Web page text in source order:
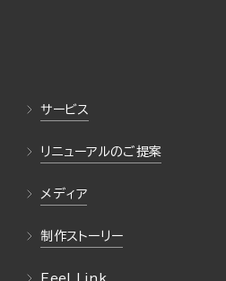
サービス
リニューアルのご提案
メディア
制作ストーリー
Feel Link